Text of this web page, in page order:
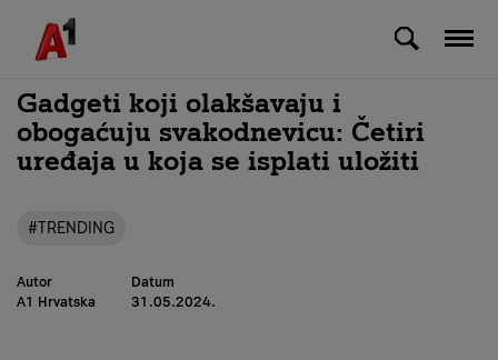
Skip to Main Content
Gadgeti koji olakšavaju i
obogaćuju svakodnevicu: Četiri
uređaja u koja se isplati uložiti
#TRENDING
Autor
A1 Hrvatska
Datum
31.05.2024.